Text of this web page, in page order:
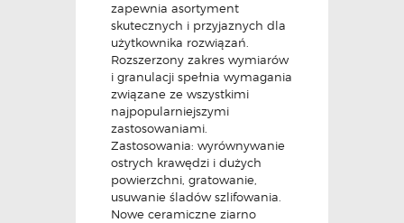
zapewnia asortyment
skutecznych i przyjaznych dla
użytkownika rozwiązań.
Rozszerzony zakres wymiarów
i granulacji spełnia wymagania
związane ze wszystkimi
najpopularniejszymi
zastosowaniami.
Zastosowania: wyrównywanie
ostrych krawędzi i dużych
powierzchni, gratowanie,
usuwanie śladów szlifowania.
Nowe ceramiczne ziarno